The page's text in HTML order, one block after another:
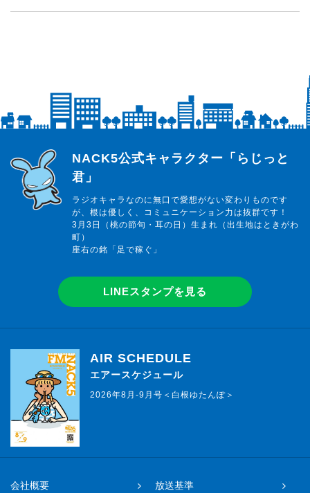
らじっと君
NACK5公式キャラクター「らじっと
君」
ラジオキャラなのに無口で愛想がない変わりものです
が、根は優しく、コミュニケーション力は抜群です！
3月3日（桃の節句・耳の日）生まれ（出生地はときがわ
町）
座右の銘「足で稼ぐ」
LINEスタンプを見る
AIR SCHEDULE
エアースケジュール
2026年8月-9月号＜白根ゆたんぽ＞
会社概要 放送基準